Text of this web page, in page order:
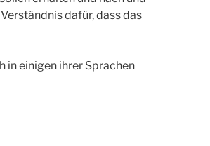
dafür, dass das
in einigen ihrer Sprachen